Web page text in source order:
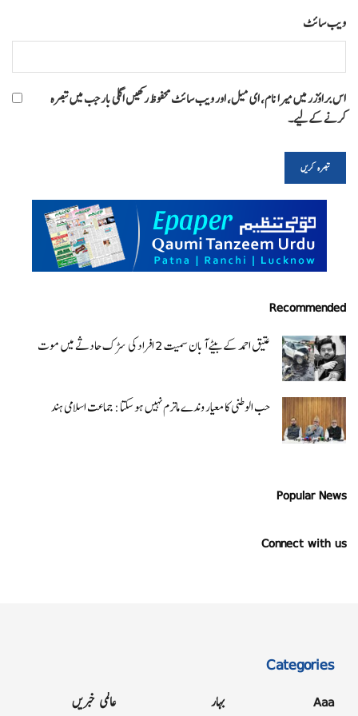
ویب‌ سائٹ
اس براؤزر میں میرا نام، ای میل، اور ویب سائٹ محفوظ رکھیں اگلی بار جب میں تبصرہ
کرنے کےلیے۔
Recommended
عتیق احمد کے بیٹے آبان سمیت 2 افراد کی سڑک حادثے میں موت
حب الوطنی کا معیار وندے ماترم نہیں ہو سکتا : جماعت اسلامی ہند
Popular News
Connect with us
Categories
Aaa بہار عالمی خبریں